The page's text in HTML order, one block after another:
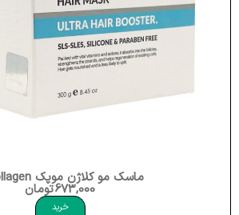
ماسک مو کلاژن موپک Moppek Hair Mask Collagen
673,000تومان
خرید